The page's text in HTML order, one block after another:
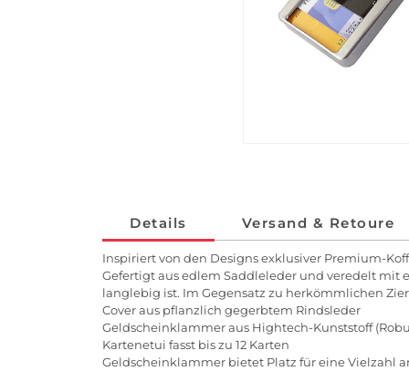
Details Versand & Retoure
Inspiriert von den Designs exklusiver Premium-
Gefertigt aus edlem Saddleleder und veredelt mit
langlebig ist. Im Gegensatz zu herkömmlichen
Cover aus pflanzlich gegerbtem Rindsleder
Geldscheinklammer aus Hightech-Kunststoff
Kartenetui fasst bis zu 12 Karten
Geldscheinklammer bietet Platz für eine Vielzahl